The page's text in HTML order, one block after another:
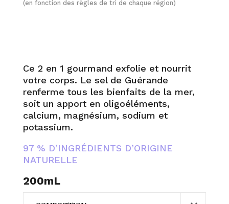
(en fonction des règles de tri de chaque région)
Ce 2 en 1 gourmand exfolie et nourrit
votre corps. Le sel de Guérande
renferme tous les bienfaits de la mer,
soit un apport en oligoéléments,
calcium, magnésium, sodium et
potassium.
97 % D’INGRÉDIENTS D’ORIGINE
NATURELLE
200mL